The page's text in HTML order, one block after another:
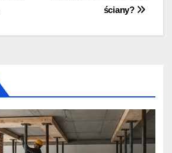
ściany?